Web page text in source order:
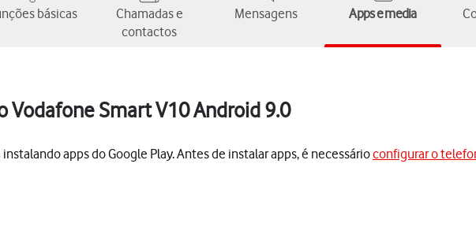
básicas
Chamadas e
contactos
Mensagens Apps e media
Vodafone Smart V10 Android 9.0
apps do Google Play. Antes de instalar apps, é necessárioconfigurar o